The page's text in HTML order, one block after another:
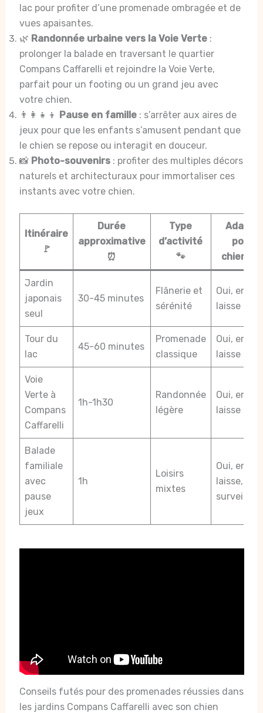
lac pour profiter d’une promenade ombragée et de
vues apaisantes.
🌿 Randonnée urbaine vers la Voie Verte:
prolonger la balade en traversant le quartier
Compans Caffarelli et rejoindre la Voie Verte,
parfait pour un footing ou un grand jeu avec
votre chien.
👨‍👩‍👧‍👦 Pause en famille: s’arrêter aux aires de
jeux pour que les enfants s’amusent pendant que
le chien se repose ou interagit en douceur.
📸 Photo-souvenirs: profiter des multiples décors
naturels et architecturaux pour immortaliser ces
instants avec votre chien.
Itinéraire
🚩
Durée
approximative
⏰
Type
d’activité
🐾
Adapté
pour
chiens
Jardin
japonais
seul
30-45 minutes
Flânerie et
sérénité
Oui, en
laisse
Tour du
lac
45-60 minutes
Promenade
classique
Oui, en
laisse
Voie
Verte à
Compans
Caffarelli
1h-1h30
Randonnée
légère
Oui, en
laisse
Balade
familiale
avec
pause
jeux
1h
Loisirs
mixtes
Oui, en
laisse,
Conseils futés pour des promenades réussies dans
les jardins Compans Caffarelli avec son chien